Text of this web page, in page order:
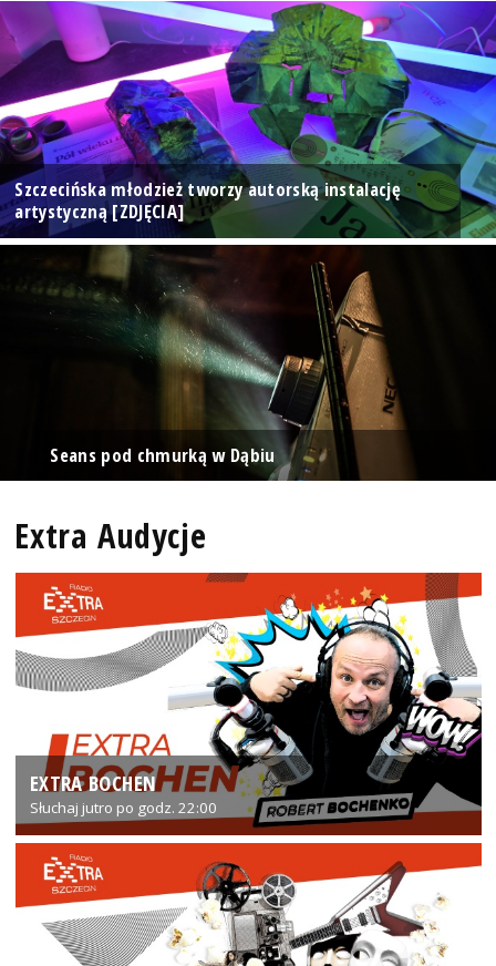
Szczecińska młodzież tworzy autorską instalację
artystyczną [ZDJĘCIA]
Seans pod chmurką w Dąbiu
Extra Audycje
EXTRA BOCHEN
Słuchaj jutro po godz. 22:00